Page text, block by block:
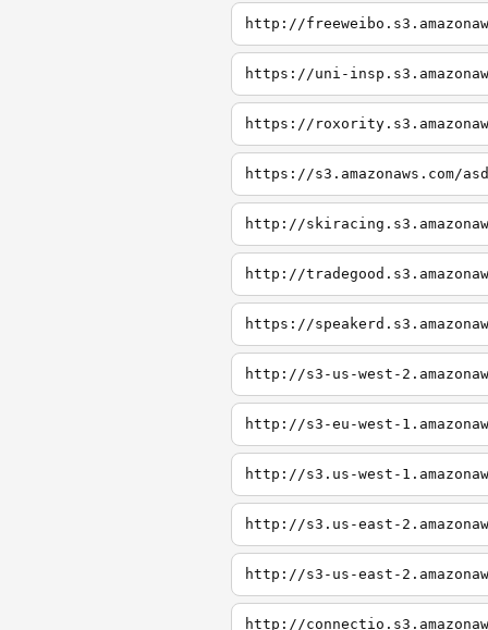
http://
https://uni-
https://
https://s3.amazonaws.com/
http://
http://
https://
http://s3-us-west-
http://s3-eu-west-
http://s3.us-west-
http://s3.us-east-
http://s3-us-east-
http://